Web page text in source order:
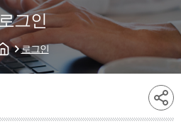
로그인
로그인